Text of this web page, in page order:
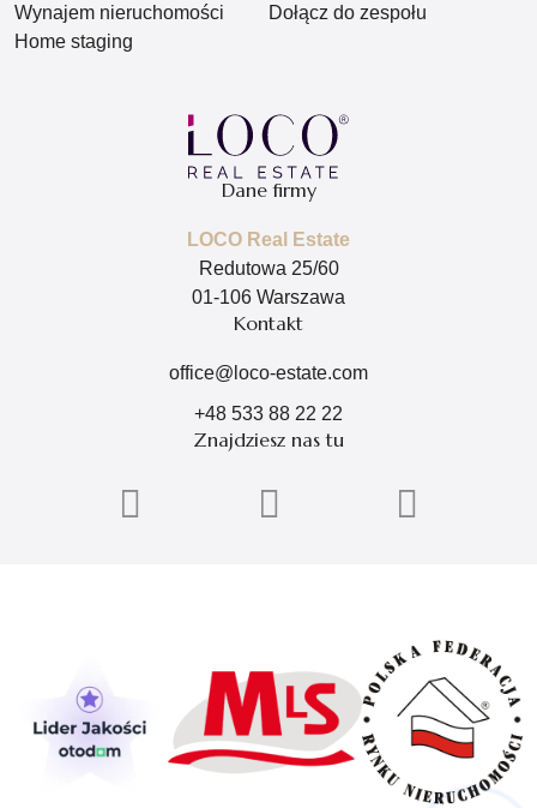
Wynajem nieruchomości
Home staging
Dołącz do zespołu
Dane firmy
LOCO Real Estate
Redutowa 25/60
01-106 Warszawa
Kontakt
office@loco-estate.com
+48 533 88 22 22
Znajdziesz nas tu